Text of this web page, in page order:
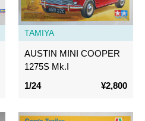
TAMIYA
AUSTIN MINI COOPER
1275S Mk.I
1/24
¥2,800